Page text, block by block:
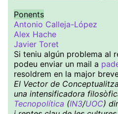
Ponents
Antonio Calleja-López
Alex Hache
Javier Toret
Si teniu algún problema al
podeu enviar un mail a
resoldrem en la major
El Vector de
una intensificadora
Tecnopolítica (IN3/UOC)